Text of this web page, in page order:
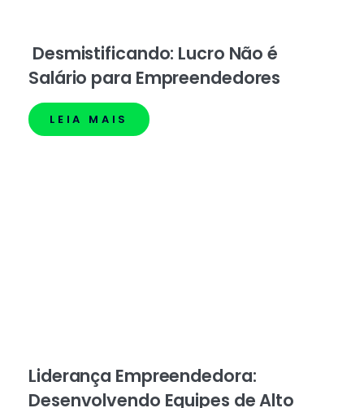
Desmistificando: Lucro Não é
Salário para Empreendedores
LEIA MAIS
Liderança Empreendedora:
Desenvolvendo Equipes de Alto